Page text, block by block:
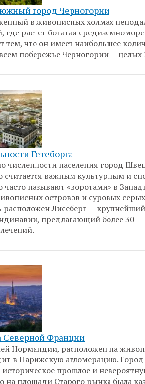
город Черногории
в живописных холмах
где растет богатая
тем, что он имеет наибольшее
побережье Черногории — целых
Гетеборга
численности населения город
считается важным культурным и
часто называют «воротами» в
островов и суровых серых
расположен Лисеберг —
предлагающий более 30
Северной Франции
Нормандии, расположен на
в Парижскую агломерацию. Город
историческое прошлое и
на площади Старого рынка была